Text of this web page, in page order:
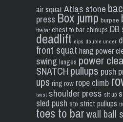
air squat Atlas stone
press Box jump burpee
the bar chest to bar chinups DB
deadlift dips double under
front squat hang power
swing lunges power
SNATCH pullups push
ups ring row rope climb
twist shoulder press sit up
sled push sto strict pullups
toes to barwall ball